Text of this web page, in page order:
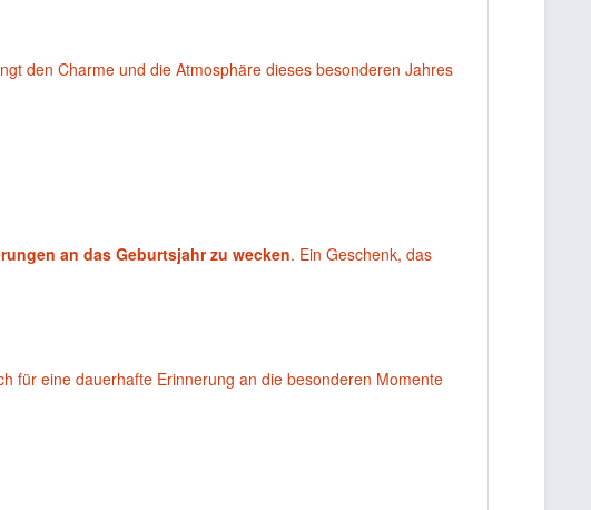
den Charme und die Atmosphäre dieses besonderen Jahres
an das Geburtsjahr zu wecken. Ein Geschenk, das
für eine dauerhafte Erinnerung an die besonderen Momente